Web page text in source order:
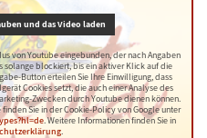
und das Video laden
von Youtube eingebunden, der nach Angaben
solange blockiert, bis ein aktiver Klick auf die
Button erteilen Sie Ihre Einwilligung, dass
Cookies setzt, die auch einer Analyse des
Zwecken durch Youtube dienen können.
Sie in der Cookie-Policy von Google unter
. Weitere Informationen finden Sie in
.